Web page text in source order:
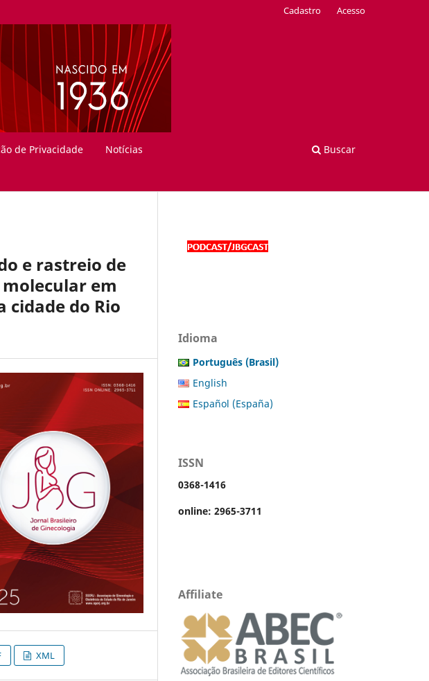
de Privacidade Notícias Buscar
Cadastro Acesso
e rastreio de
em
cidade do Rio
XML
Idioma
Português (Brasil)
English
Español (España)
ISSN
0368-1416
online: 2965-3711
Affiliate